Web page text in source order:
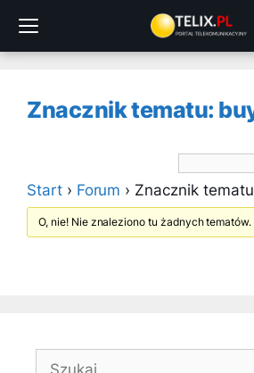
treści
Znacznik tematu:
Start › Forum › Znacznik
O, nie! Nie znaleziono tu żadnych tematów.
Szukaj: